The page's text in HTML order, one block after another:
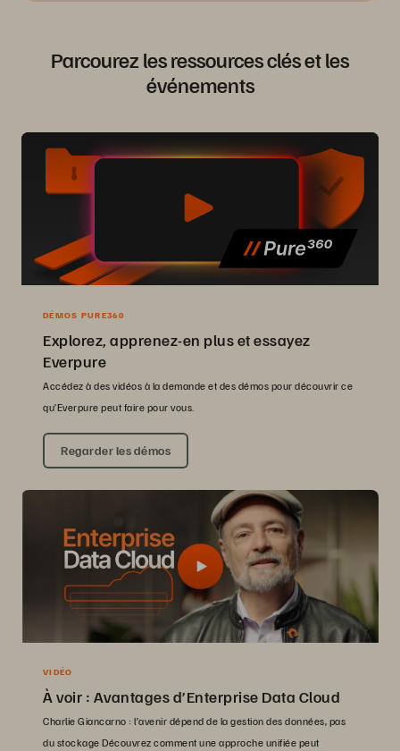
Parcourez les ressources clés et les
événements
DÉMOS PURE360
Explorez, apprenez-en plus et essayez
Everpure
Accédez à des vidéos à la demande et des démos pour découvrir ce
qu’Everpure peut faire pour vous.
Regarder les démos
VIDÉO
À voir : Avantages d’Enterprise Data Cloud
Charlie Giancarno : l’avenir dépend de la gestion des données, pas
du stockage Découvrez comment une approche unifiée peut